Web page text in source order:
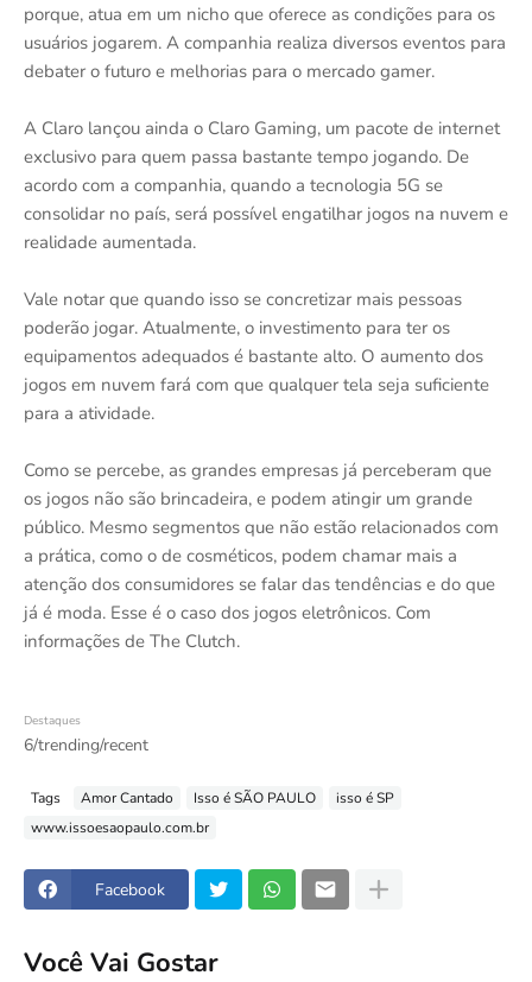
porque, atua em um nicho que oferece as condições para os
usuários jogarem. A companhia realiza diversos eventos para
debater o futuro e melhorias para o mercado gamer.
A Claro lançou ainda o Claro Gaming, um pacote de internet
exclusivo para quem passa bastante tempo jogando. De
acordo com a companhia, quando a tecnologia 5G se
consolidar no país, será possível engatilhar jogos na nuvem e
realidade aumentada.
Vale notar que quando isso se concretizar mais pessoas
poderão jogar. Atualmente, o investimento para ter os
equipamentos adequados é bastante alto. O aumento dos
jogos em nuvem fará com que qualquer tela seja suficiente
para a atividade.
Como se percebe, as grandes empresas já perceberam que
os jogos não são brincadeira, e podem atingir um grande
público. Mesmo segmentos que não estão relacionados com
a prática, como o de cosméticos, podem chamar mais a
atenção dos consumidores se falar das tendências e do que
já é moda. Esse é o caso dos jogos eletrônicos. Com
informações de The Clutch.
Destaques
6/trending/recent
Tags Amor Cantado Isso é SÃO PAULO
isso é SP
www.issoesaopaulo.com.br
Facebook
Você Vai Gostar